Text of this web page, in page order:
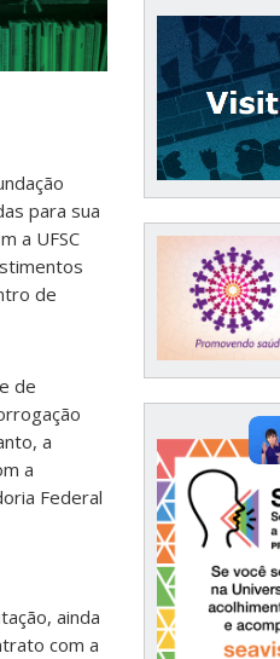
para sua
a UFSC
de
de
a
a
Federal
ainda
com a